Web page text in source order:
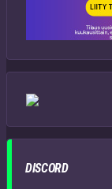
DISCORD